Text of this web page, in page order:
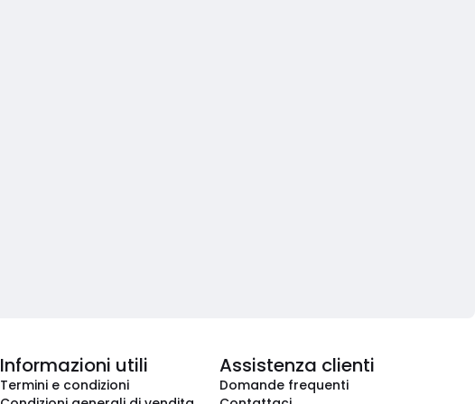
Informazioni utili
Termini e condizioni
Assistenza clienti
Domande frequenti